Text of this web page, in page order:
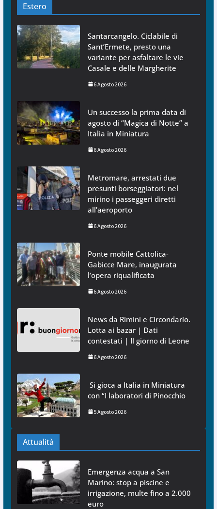
Estero
Santarcangelo. Ciclabile di
Sant’Ermete, presto una
variante per asfaltare le vie
Casale e delle Margherite
6 Agosto 2026
Un successo la prima data di
agosto di “Magica di Notte” a
Italia in Miniatura
6 Agosto 2026
Metromare, arrestati due
presunti borseggiatori: nel
mirino i passeggeri diretti
all’aeroporto
6 Agosto 2026
Ponte mobile Cattolica-
Gabicce Mare, inaugurata
l’opera riqualificata
6 Agosto 2026
News da Rimini e Circondario.
Lotta ai bazar | Dati
contestati | Il giorno di Leone
6 Agosto 2026
Si gioca a Italia in Miniatura
con “I laboratori di Pinocchio
5 Agosto 2026
Attualità
Emergenza acqua a San
Marino: stop a piscine e
irrigazione, multe fino a 2.000
euro